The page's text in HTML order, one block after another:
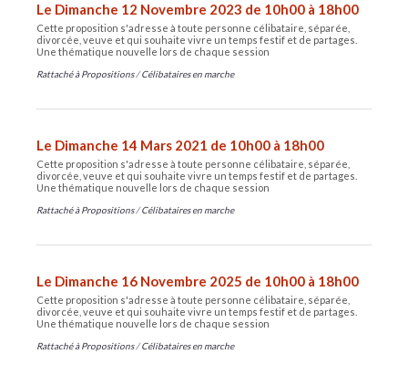
Le Dimanche 12 Novembre 2023 de 10h00 à 18h00
Cette proposition s'adresse à toute personne célibataire, séparée,
divorcée, veuve et qui souhaite vivre un temps festif et de partages.
Une thématique nouvelle lors de chaque session
Rattaché à Propositions /Célibataires en marche
Le Dimanche 14 Mars 2021 de 10h00 à 18h00
Cette proposition s'adresse à toute personne célibataire, séparée,
divorcée, veuve et qui souhaite vivre un temps festif et de partages.
Une thématique nouvelle lors de chaque session
Rattaché à Propositions /Célibataires en marche
Le Dimanche 16 Novembre 2025 de 10h00 à 18h00
Cette proposition s'adresse à toute personne célibataire, séparée,
divorcée, veuve et qui souhaite vivre un temps festif et de partages.
Une thématique nouvelle lors de chaque session
Rattaché à Propositions /Célibataires en marche